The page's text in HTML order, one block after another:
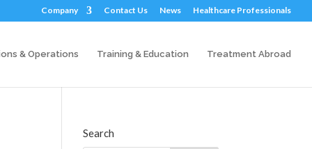
Company Contact Us News Healthcare Professionals
& Operations Training & Education Treatment Abroad
Search